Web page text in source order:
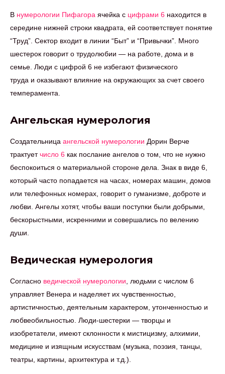
В нумерологии Пифагора ячейка с цифрами 6 находится в
середине нижней строки квадрата, ей соответствует понятие
“Труд”. Сектор входит в линии “Быт” и “Привычки”. Много
шестерок говорит о трудолюбии — на работе, дома и в
семье. Люди с цифрой 6 не избегают физического
труда и оказывают влияние на окружающих за счет своего
темперамента.
Ангельская нумерология
Создательница ангельской нумерологии Дорин Верче
трактуетчисло 6 как послание ангелов о том, что не нужно
беспокоиться о материальной стороне дела. Знак в виде 6,
который часто попадается на часах, номерах машин, домов
или телефонных номерах, говорит о гуманизме, доброте и
любви. Ангелы хотят, чтобы ваши поступки были добрыми,
бескорыстными, искренними и совершались по велению
души.
Ведическая нумерология
Согласно ведической нумерологии , людьми с числом 6
управляет Венера и наделяет их чувственностью,
артистичностью, деятельным характером, утонченностью и
любвеобильностью. Люди-шестерки — творцы и
изобретатели, имеют склонности к мистицизму, алхимии,
медицине и изящным искусствам (музыка, поэзия, танцы,
театры, картины, архитектура и т.д.).